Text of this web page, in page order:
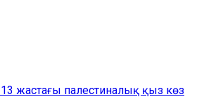
жастағы палестиналық қыз көз